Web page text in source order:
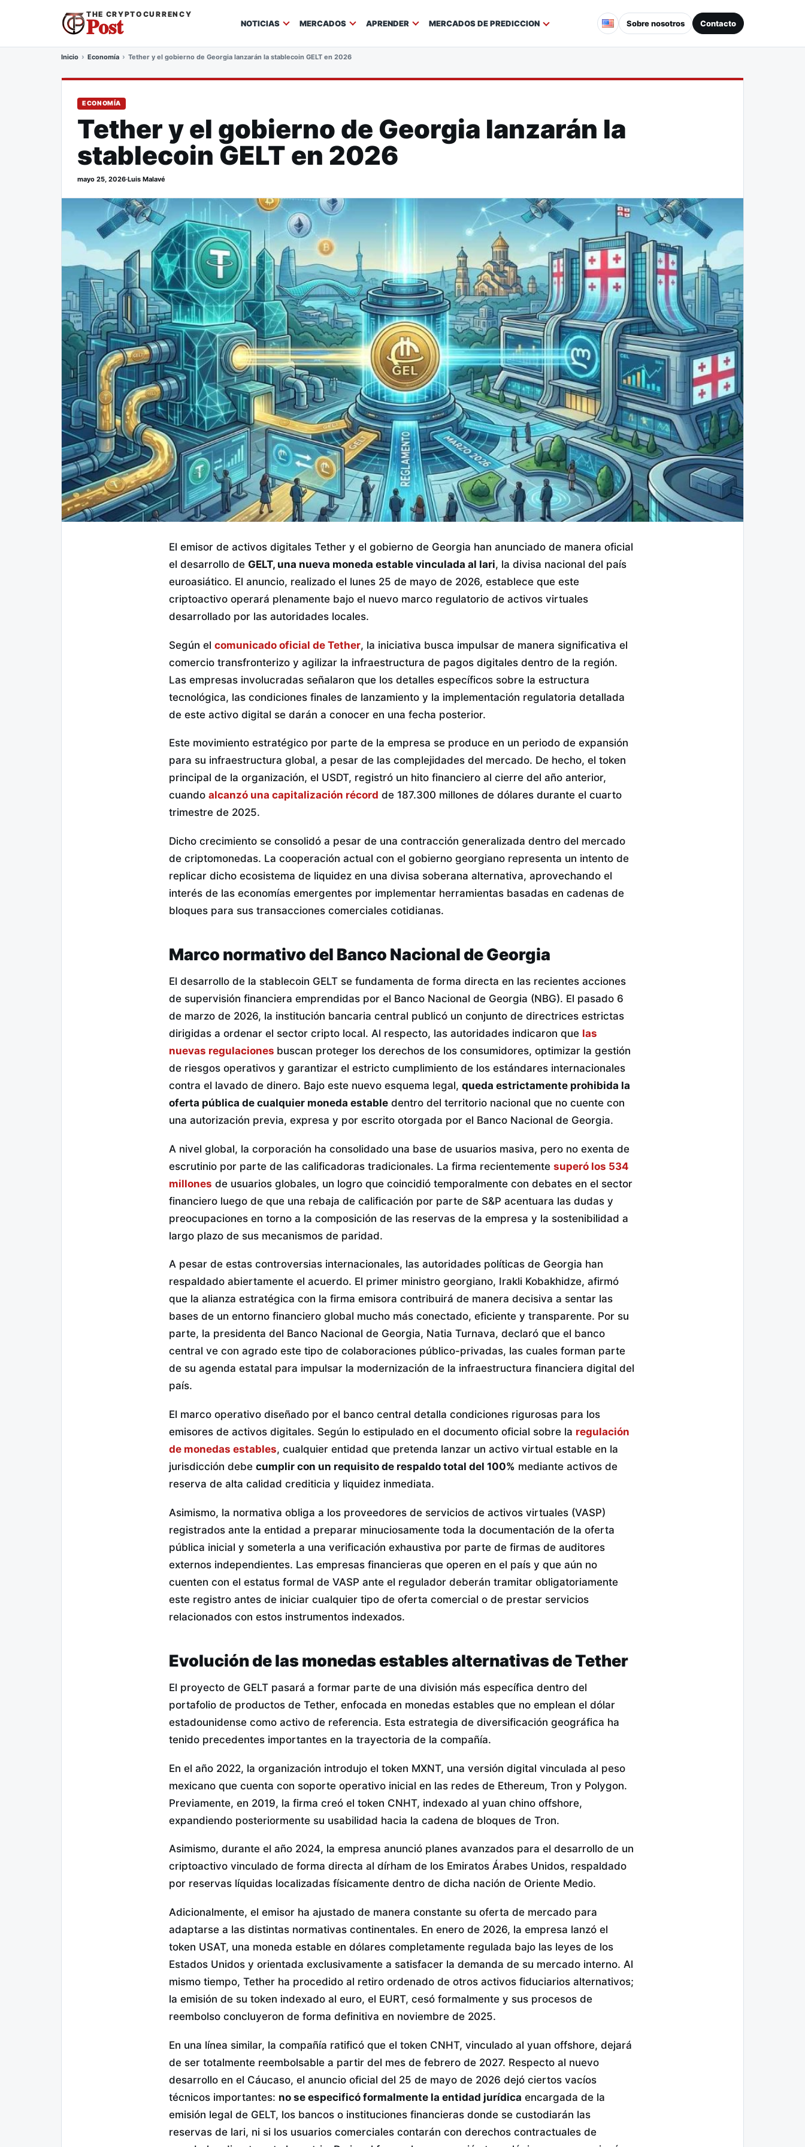
THE CRYPTOCURRENCY
Post NOTICIAS MERCADOS APRENDER MERCADOS DE PREDICCION Sobre nosotros Contacto
Inicio Economía Tether y el gobierno de Georgia lanzarán la stablecoin GELT en 2026
ECONOMÍA
Tether y el gobierno de Georgia lanzarán la
stablecoin GELT en 2026
mayo 25, 2026·Luis Malavé
El emisor de activos digitales Tether y el gobierno de Georgia han anunciado de manera oficial
el desarrollo de GELT, una nueva moneda estable vinculada al lari, la divisa nacional del país
euroasiático. El anuncio, realizado el lunes 25 de mayo de 2026, establece que este
criptoactivo operará plenamente bajo el nuevo marco regulatorio de activos virtuales
desarrollado por las autoridades locales.
Según el comunicado oficial de Tether, la iniciativa busca impulsar de manera significativa el
comercio transfronterizo y agilizar la infraestructura de pagos digitales dentro de la región.
Las empresas involucradas señalaron que los detalles específicos sobre la estructura
tecnológica, las condiciones finales de lanzamiento y la implementación regulatoria detallada
de este activo digital se darán a conocer en una fecha posterior.
Este movimiento estratégico por parte de la empresa se produce en un periodo de expansión
para su infraestructura global, a pesar de las complejidades del mercado. De hecho, el token
principal de la organización, el USDT, registró un hito financiero al cierre del año anterior,
cuando alcanzó una capitalización récord de 187.300 millones de dólares durante el cuarto
trimestre de 2025.
Dicho crecimiento se consolidó a pesar de una contracción generalizada dentro del mercado
de criptomonedas. La cooperación actual con el gobierno georgiano representa un intento de
replicar dicho ecosistema de liquidez en una divisa soberana alternativa, aprovechando el
interés de las economías emergentes por implementar herramientas basadas en cadenas de
bloques para sus transacciones comerciales cotidianas.
Marco normativo del Banco Nacional de Georgia
El desarrollo de la stablecoin GELT se fundamenta de forma directa en las recientes acciones
de supervisión financiera emprendidas por el Banco Nacional de Georgia (NBG). El pasado 6
de marzo de 2026, la institución bancaria central publicó un conjunto de directrices estrictas
dirigidas a ordenar el sector cripto local. Al respecto, las autoridades indicaron que las
nuevas regulaciones buscan proteger los derechos de los consumidores, optimizar la gestión
de riesgos operativos y garantizar el estricto cumplimiento de los estándares internacionales
contra el lavado de dinero. Bajo este nuevo esquema legal, queda estrictamente prohibida la
oferta pública de cualquier moneda estable dentro del territorio nacional que no cuente con
una autorización previa, expresa y por escrito otorgada por el Banco Nacional de Georgia.
A nivel global, la corporación ha consolidado una base de usuarios masiva, pero no exenta de
escrutinio por parte de las calificadoras tradicionales. La firma recientemente superó los 534
millones de usuarios globales, un logro que coincidió temporalmente con debates en el sector
financiero luego de que una rebaja de calificación por parte de S&P acentuara las dudas y
preocupaciones en torno a la composición de las reservas de la empresa y la sostenibilidad a
largo plazo de sus mecanismos de paridad.
A pesar de estas controversias internacionales, las autoridades políticas de Georgia han
respaldado abiertamente el acuerdo. El primer ministro georgiano, Irakli Kobakhidze, afirmó
que la alianza estratégica con la firma emisora contribuirá de manera decisiva a sentar las
bases de un entorno financiero global mucho más conectado, eficiente y transparente. Por su
parte, la presidenta del Banco Nacional de Georgia, Natia Turnava, declaró que el banco
central ve con agrado este tipo de colaboraciones público-privadas, las cuales forman parte
de su agenda estatal para impulsar la modernización de la infraestructura financiera digital del
país.
El marco operativo diseñado por el banco central detalla condiciones rigurosas para los
emisores de activos digitales. Según lo estipulado en el documento oficial sobre la regulación
de monedas estables, cualquier entidad que pretenda lanzar un activo virtual estable en la
jurisdicción debe cumplir con un requisito de respaldo total del 100% mediante activos de
reserva de alta calidad crediticia y liquidez inmediata.
Asimismo, la normativa obliga a los proveedores de servicios de activos virtuales (VASP)
registrados ante la entidad a preparar minuciosamente toda la documentación de la oferta
pública inicial y someterla a una verificación exhaustiva por parte de firmas de auditores
externos independientes. Las empresas financieras que operen en el país y que aún no
cuenten con el estatus formal de VASP ante el regulador deberán tramitar obligatoriamente
este registro antes de iniciar cualquier tipo de oferta comercial o de prestar servicios
relacionados con estos instrumentos indexados.
Evolución de las monedas estables alternativas de Tether
El proyecto de GELT pasará a formar parte de una división más específica dentro del
portafolio de productos de Tether, enfocada en monedas estables que no emplean el dólar
estadounidense como activo de referencia. Esta estrategia de diversificación geográfica ha
tenido precedentes importantes en la trayectoria de la compañía.
En el año 2022, la organización introdujo el token MXNT, una versión digital vinculada al peso
mexicano que cuenta con soporte operativo inicial en las redes de Ethereum, Tron y Polygon.
Previamente, en 2019, la firma creó el token CNHT, indexado al yuan chino offshore,
expandiendo posteriormente su usabilidad hacia la cadena de bloques de Tron.
Asimismo, durante el año 2024, la empresa anunció planes avanzados para el desarrollo de un
criptoactivo vinculado de forma directa al dírham de los Emiratos Árabes Unidos, respaldado
por reservas líquidas localizadas físicamente dentro de dicha nación de Oriente Medio.
Adicionalmente, el emisor ha ajustado de manera constante su oferta de mercado para
adaptarse a las distintas normativas continentales. En enero de 2026, la empresa lanzó el
token USAT, una moneda estable en dólares completamente regulada bajo las leyes de los
Estados Unidos y orientada exclusivamente a satisfacer la demanda de su mercado interno. Al
mismo tiempo, Tether ha procedido al retiro ordenado de otros activos fiduciarios alternativos;
la emisión de su token indexado al euro, el EURT, cesó formalmente y sus procesos de
reembolso concluyeron de forma definitiva en noviembre de 2025.
En una línea similar, la compañía ratificó que el token CNHT, vinculado al yuan offshore, dejará
de ser totalmente reembolsable a partir del mes de febrero de 2027. Respecto al nuevo
desarrollo en el Cáucaso, el anuncio oficial del 25 de mayo de 2026 dejó ciertos vacíos
técnicos importantes: no se especificó formalmente la entidad jurídica encargada de la
emisión legal de GELT, los bancos o instituciones financieras donde se custodiarán las
reservas de lari, ni si los usuarios comerciales contarán con derechos contractuales de